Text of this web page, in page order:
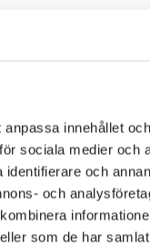
innehållet
sociala medier och
och
och
som de har